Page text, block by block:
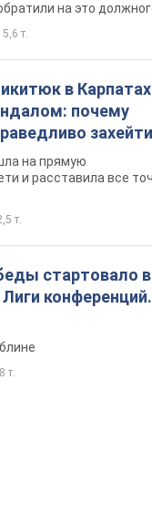
на это
т.
в Карпатах
почему
на прямую
и расставила все
т.
стартовало в
конференций.
т.